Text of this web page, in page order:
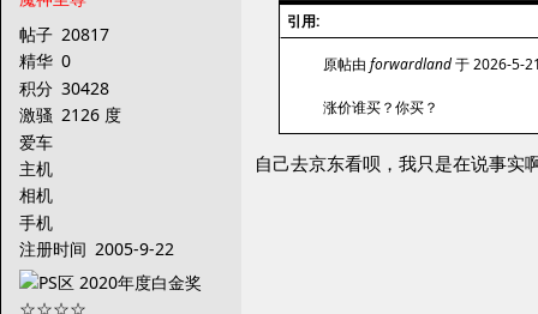
帖子 20817
精华 0
积分 30428
激骚 2126 度
爱车
主机
相机
手机
注册时间 2005-9-22
引用:
原帖由 forwardland于 2026-5-
涨价谁买？你买？
自己去京东看呗，我只是在说事实